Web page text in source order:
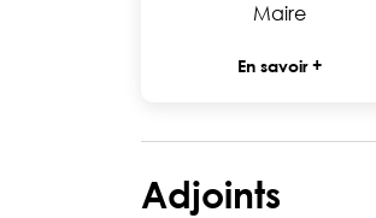
Maire
En savoir +
Adjoints